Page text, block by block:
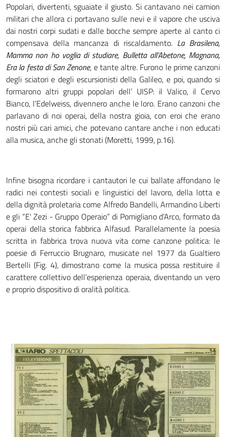
Popolari, divertenti, sguaiate il giusto. Si cantavano nei camion
militari che allora ci portavano sulle nevi e il vapore che usciva
dai nostri corpi sudati e dalle bocche sempre aperte al canto ci
compensava della mancanza di riscaldamento. La Brasilena,
Mamma non ho voglia di studiare, Bulletta all’Abetone, Magnana,
Era la festa di San Zenone, e tante altre. Furono le prime canzoni
degli sciatori e degli escursionisti della Galileo, e poi, quando si
formarono altri gruppi popolari dell’ UISP: il Valico, il Cervo
Bianco, l’Edelweiss, divennero anche le loro. Erano canzoni che
parlavano di noi operai, della nostra gioia, con eroi che erano
nostri più cari amici, che potevano cantare anche i non educati
alla musica, anche gli stonati (Moretti, 1999, p.16).
Infine bisogna ricordare i cantautori le cui ballate affondano le
radici nei contesti sociali e linguistici del lavoro, della lotta e
della dignità proletaria come Alfredo Bandelli, Armandino Liberti
e gli “E' Zezi - Gruppo Operaio” di Pomigliano d’Arco, formato da
operai della storica fabbrica Alfasud. Parallelamente la poesia
scritta in fabbrica trova nuova vita come canzone politica: le
poesie di Ferruccio Brugnaro, musicate nel 1977 da Gualtiero
Bertelli (Fig. 4), dimostrano come la musica possa restituire il
carattere collettivo dell’esperienza operaia, diventando un vero
e proprio dispositivo di oralità politica.